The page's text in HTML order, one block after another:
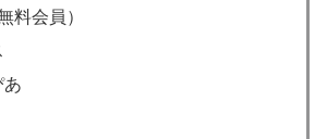
料会員）
あ